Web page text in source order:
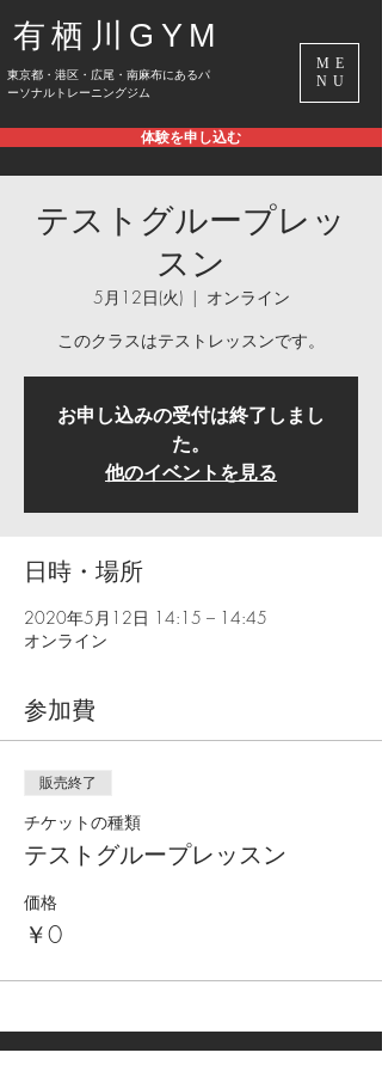
体験を申し込む
ME
NU
​東京都・港区・広尾・南麻布にあるパ
ーソナルトレーニングジム
有栖川GYM
テストグループレッ
スン
5月12日(火)
  |
オンライン
このクラスはテストレッスンです。
お申し込みの受付は終了しまし
た。
他のイベントを見る
日時・場所
2020年5月12日 14:15 – 14:45
オンライン
参加費
販売終了
チケットの種類
テストグループレッスン
価格
￥0